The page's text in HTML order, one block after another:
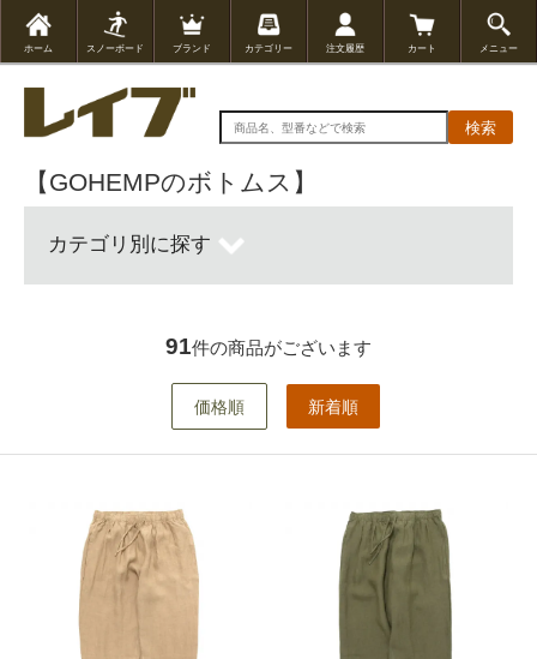
ホーム スノーボード ブランド カテゴリー 注文履歴 カート メニュー
検索
【GOHEMPのボトムス】
カテゴリ別に探す
91件の商品がございます
価格順 新着順